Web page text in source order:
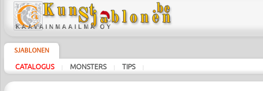
SJABLONEN
CATALOGUS | MONSTERS | TIPS |